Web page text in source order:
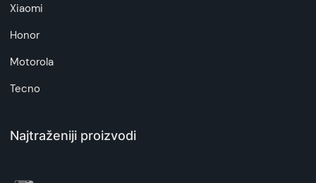
Xiaomi
Honor
Motorola
Tecno
Najtraženiji proizvodi